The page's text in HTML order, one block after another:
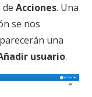
deAcciones. Una
se nos
una
usuario.